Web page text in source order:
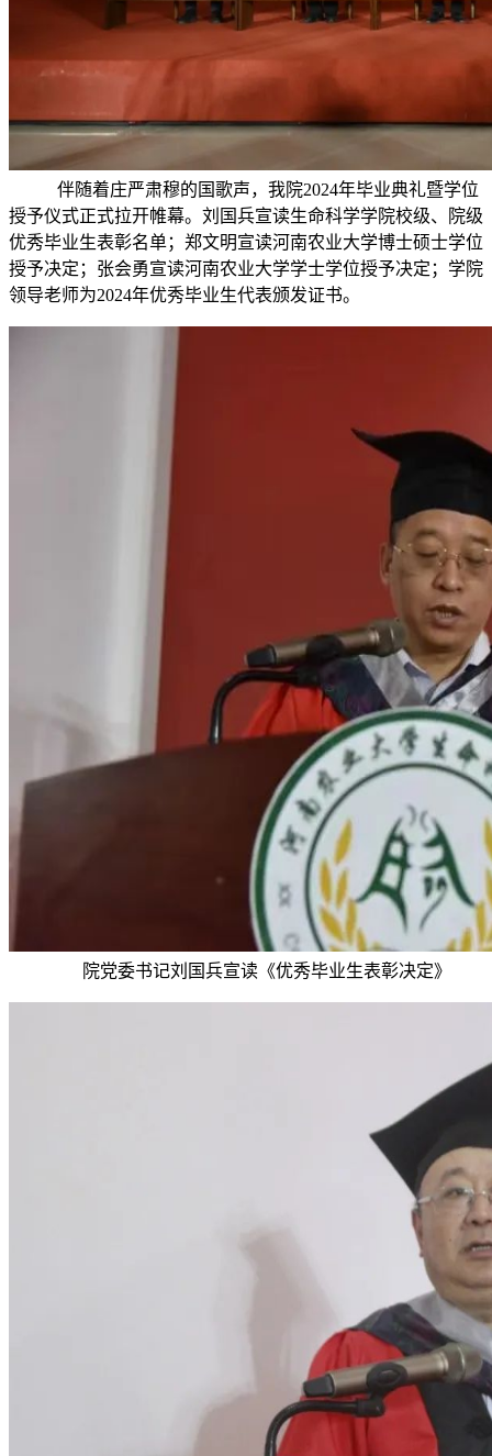
伴随着庄严肃穆的国歌声，我院2024年毕业典礼暨学位
授予仪式正式拉开帷幕。刘国兵宣读生命科学学院校级、院级
优秀毕业生表彰名单；郑文明宣读河南农业大学博士硕士学位
授予决定；张会勇宣读河南农业大学学士学位授予决定；学院
领导老师为2024年优秀毕业生代表颁发证书。
院党委书记刘国兵宣读《优秀毕业生表彰决定》